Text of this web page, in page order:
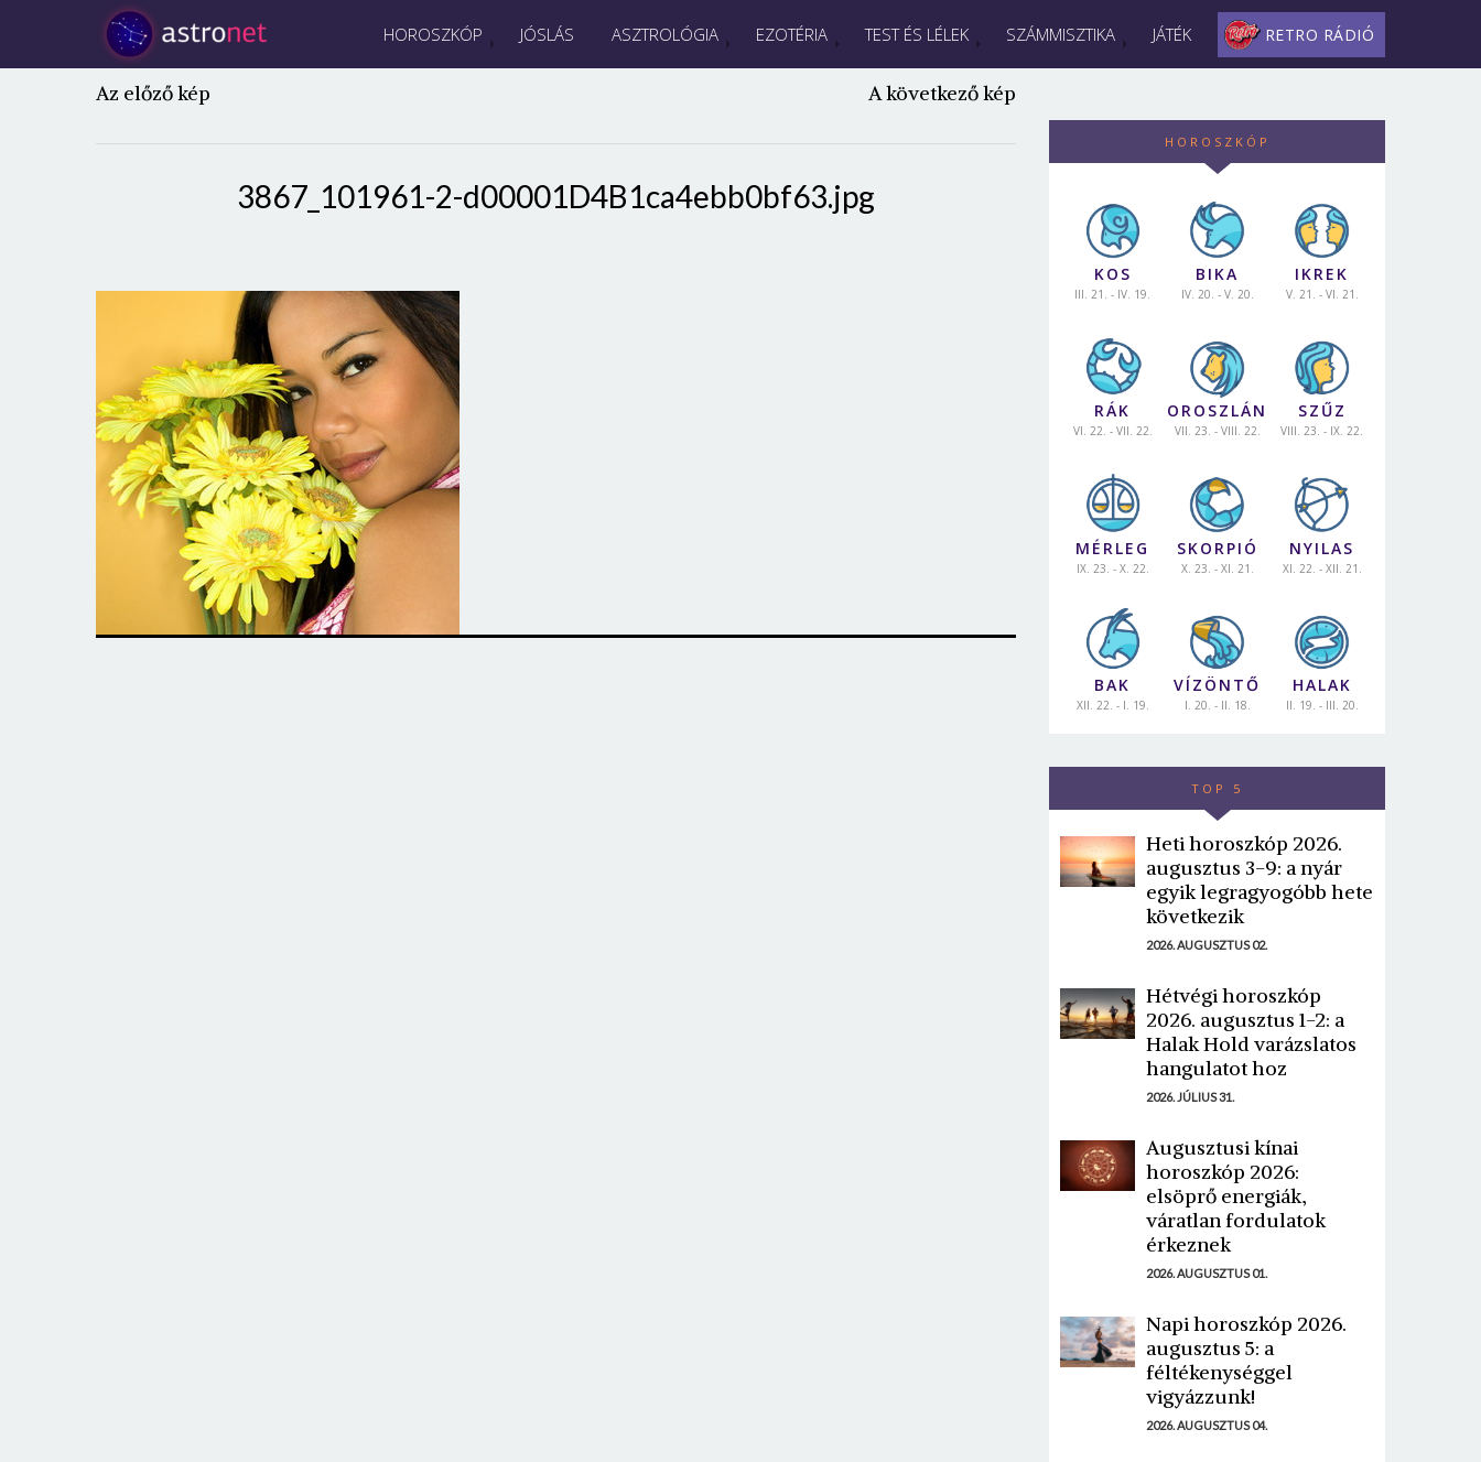
HOROSZKÓP JÓSLÁS ASZTROLÓGIA EZOTÉRIA TEST ÉS LÉLEK SZÁMMISZTIKA JÁTÉK RETRO RÁDIÓ
Az előző kép A következő kép
3867_101961-2-d00001D4B1ca4ebb0bf63.jpg
HOROSZKÓP
KOS
III. 21. - IV. 19.
BIKA
IV. 20. - V. 20.
IKREK
V. 21. - VI. 21.
RÁK
VI. 22. - VII. 22.
OROSZLÁN
VII. 23. - VIII. 22.
SZŰZ
VIII. 23. - IX. 22.
MÉRLEG
IX. 23. - X. 22.
SKORPIÓ
X. 23. - XI. 21.
NYILAS
XI. 22. - XII. 21.
BAK
XII. 22. - I. 19.
VÍZÖNTŐ
I. 20. - II. 18.
HALAK
II. 19. - III. 20.
TOP 5
Heti horoszkóp 2026.
augusztus 3-9: a nyár
egyik legragyogóbb hete
következik
2026. AUGUSZTUS 02.
Hétvégi horoszkóp
2026. augusztus 1-2: a
Halak Hold varázslatos
hangulatot hoz
2026. JÚLIUS 31.
Augusztusi kínai
horoszkóp 2026:
elsöprő energiák,
váratlan fordulatok
érkeznek
2026. AUGUSZTUS 01.
Napi horoszkóp 2026.
augusztus 5: a
féltékenységgel
vigyázzunk!
2026. AUGUSZTUS 04.